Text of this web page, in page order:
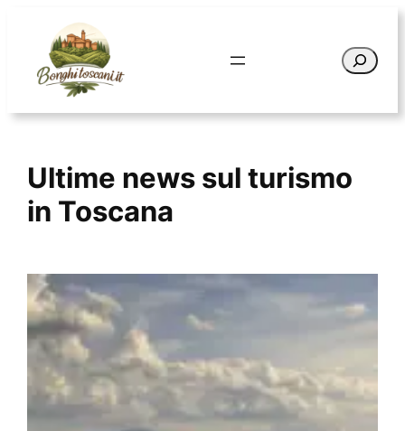
contenuto
Cerca
Ultime news sul turismo
in Toscana